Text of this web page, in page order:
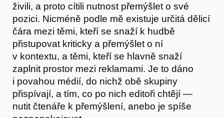
živili, a proto cítili nutnost přemýšlet o své
pozici. Nicméně podle mě existuje určitá dělicí
čára mezi těmi, kteří se snaží k hudbě
přistupovat kriticky a přemýšlet o ní
v kontextu, a těmi, kteří se hlavně snaží
zaplnit prostor mezi reklamami. Je to dáno
i povahou médií, do nichž obě skupiny
přispívají, a tím, co po nich editoři chtějí —
nutit čtenáře k přemýšlení, anebo je spíše